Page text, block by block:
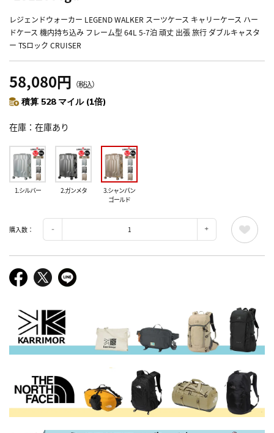
レジェンドウォーカー LEGEND WALKER スーツケース キャリーケース ハー
ドケース 機内持ち込み フレーム型 64L 5-7泊 頑丈 出張 旅行 ダブルキャスタ
ー TSロック CRUISER
58,080円 （税込）
積算 528 マイル (1倍)
在庫 在庫あり
1.シルバー 2.ガンメタ
3.シャンパン
ゴールド
購入数：